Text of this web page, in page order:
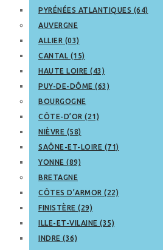
PYRÉNÉES ATLANTIQUES (64)
AUVERGNE
ALLIER (03)
CANTAL (15)
HAUTE LOIRE (43)
PUY-DE-DÔME (63)
BOURGOGNE
CÔTE-D’OR (21)
NIÈVRE (58)
SAÔNE-ET-LOIRE (71)
YONNE (89)
BRETAGNE
CÔTES D’ARMOR (22)
FINISTÈRE (29)
ILLE-ET-VILAINE (35)
INDRE (36)